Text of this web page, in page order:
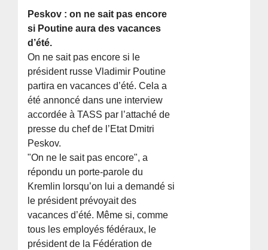
Peskov : on ne sait pas encore
si Poutine aura des vacances
d’été.
On ne sait pas encore si le
président russe Vladimir Poutine
partira en vacances d’été. Cela a
été annoncé dans une interview
accordée à TASS par l’attaché de
presse du chef de l’Etat Dmitri
Peskov.
"On ne le sait pas encore", a
répondu un porte-parole du
Kremlin lorsqu’on lui a demandé si
le président prévoyait des
vacances d’été. Même si, comme
tous les employés fédéraux, le
président de la Fédération de